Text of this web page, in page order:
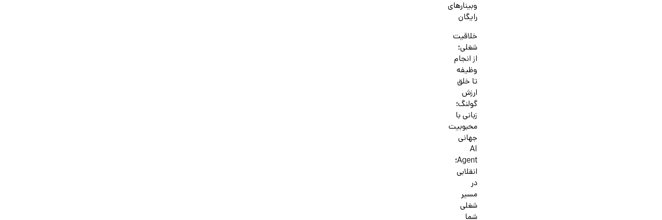
وبینارهای
رایگان
خلاقیت
شغلی؛
از انجام
وظیفه
تا خلق
ارزش
گولنگ؛
زبانی با
محبوبیت
جهانی
AI
Agent؛
انقلابی
در
مسیر
شغلی